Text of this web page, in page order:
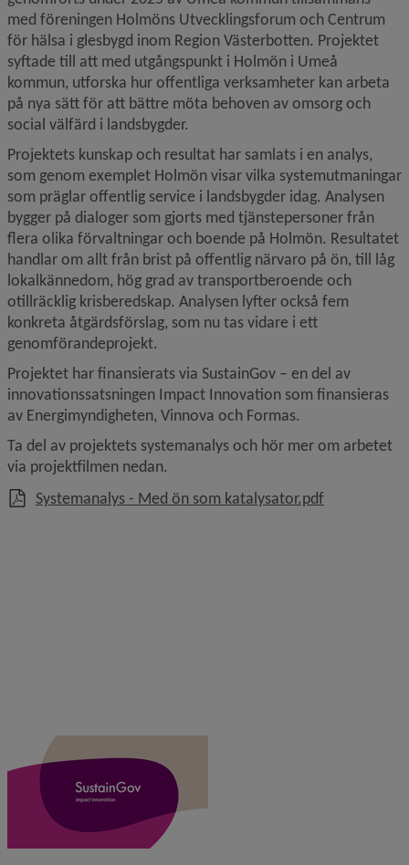
med föreningen Holmöns Utvecklingsforum och Centrum
för hälsa i glesbygd inom Region Västerbotten. Projektet
syftade till att med utgångspunkt i Holmön i Umeå
kommun, utforska hur offentliga verksamheter kan arbeta
på nya sätt för att bättre möta behoven av omsorg och
social välfärd i landsbygder.
Projektets kunskap och resultat har samlats i en analys,
som genom exemplet Holmön visar vilka systemutmaningar
som präglar offentlig service i landsbygder idag. Analysen
bygger på dialoger som gjorts med tjänstepersoner från
flera olika förvaltningar och boende på Holmön. Resultatet
handlar om allt från brist på offentlig närvaro på ön, till låg
lokal­kännedom, hög grad av transportberoende och
otillräcklig krisberedskap. Analysen lyfter också fem
konkreta åtgärds­förslag, som nu tas vidare i ett
genomförandeprojekt.
Projektet har finansierats via SustainGov – en del av
innovationssatsningen Impact Innovation som finansieras
av Energi­myndigheten, Vinnova och Formas.
Ta del av projektets systemanalys och hör mer om arbetet
via projektfilmen nedan.
Systemanalys - Med ön som katalysator.pdf, 2 MB,